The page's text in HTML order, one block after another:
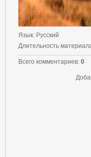
Язык: Русский
Длительность
Всего комментариев: 0